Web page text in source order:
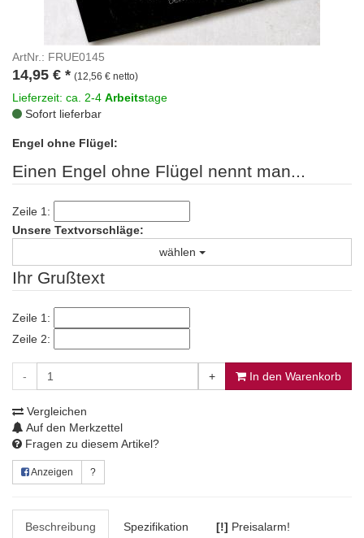
ArtNr.: FRUE0145
14,95 € * (12,56 € netto)
Lieferzeit: ca. 2-4 Arbeitstage
Sofort lieferbar
Engel ohne Flügel:
Einen Engel ohne Flügel nennt man...
Zeile 1:
Unsere Textvorschläge:
wählen
Ihr Grußtext
Zeile 1:
Zeile 2:
- + In den Warenkorb
Vergleichen
Auf den Merkzettel
Fragen zu diesem Artikel?
Anzeigen ?
Beschreibung Spezifikation [!] Preisalarm!